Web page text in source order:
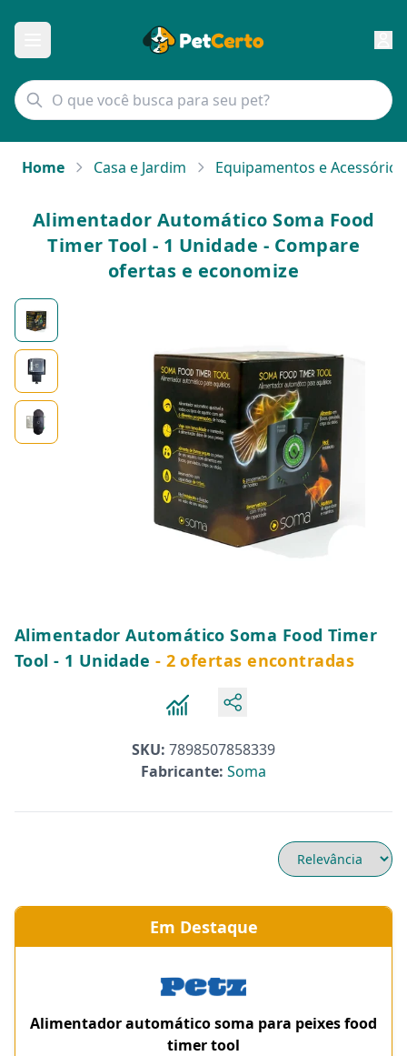
Home Casa e Jardim Equipamentos e Acessórios
Alimentador Automático Soma Food
Timer Tool - 1 Unidade - Compare
ofertas e economize
Alimentador Automático Soma Food Timer
Tool - 1 Unidade - 2 ofertas encontradas
SKU: 7898507858339
Fabricante: Soma
Em Destaque
Alimentador automático soma para peixes food
timer tool